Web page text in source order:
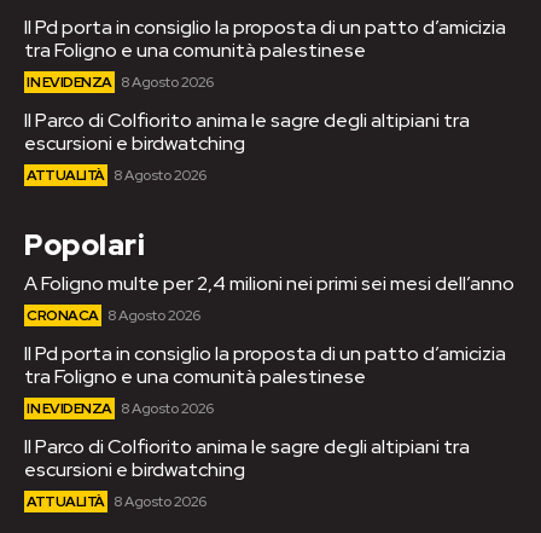
Il Pd porta in consiglio la proposta di un patto d’amicizia
tra Foligno e una comunità palestinese
IN EVIDENZA 8 Agosto 2026
Il Parco di Colfiorito anima le sagre degli altipiani tra
escursioni e birdwatching
ATTUALITÀ 8 Agosto 2026
Popolari
A Foligno multe per 2,4 milioni nei primi sei mesi dell’anno
CRONACA 8 Agosto 2026
Il Pd porta in consiglio la proposta di un patto d’amicizia
tra Foligno e una comunità palestinese
IN EVIDENZA 8 Agosto 2026
Il Parco di Colfiorito anima le sagre degli altipiani tra
escursioni e birdwatching
ATTUALITÀ 8 Agosto 2026